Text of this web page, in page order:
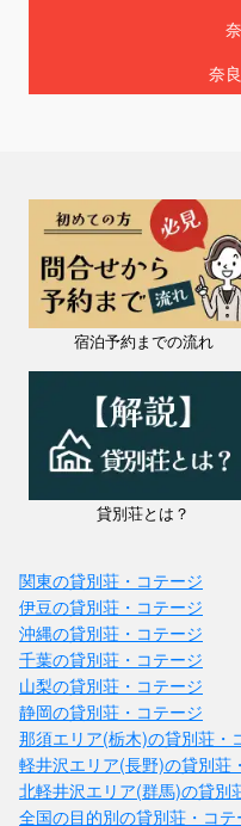
京都府 / 丹後・久美浜
みんなのふる里blue legend
料金：1泊（2名）¥24,200～
「おかえりなさい。」 「ただ
れる時間、新鮮な海の幸、山
かしい、ほっとする場所をつ
奈
宿泊予約までの流れ
貸別荘とは？
関東の貸別荘・コテージ
伊豆の貸別荘・コテージ
沖縄の貸別荘・コテージ
千葉の貸別荘・コテージ
山梨の貸別荘・コテージ
静岡の貸別荘・コテージ
那須エリア(栃木)の貸別荘・
軽井沢エリア(長野)の貸別荘
北軽井沢エリア(群馬)の貸別
全国の目的別の貸別荘・コ